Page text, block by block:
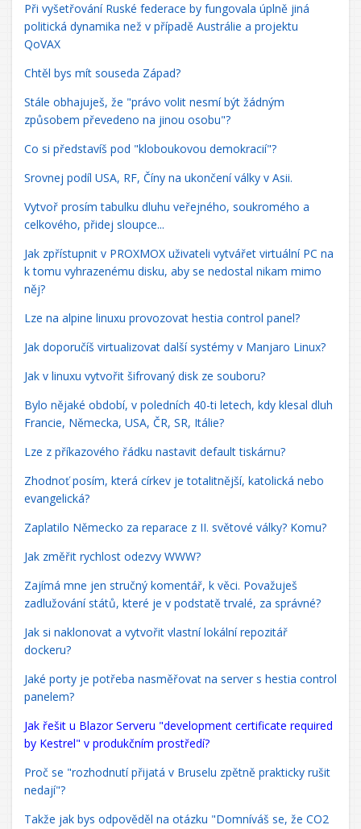
Při vyšetřování Ruské federace by fungovala úplně jiná
politická dynamika než v případě Austrálie a projektu
QoVAX
Chtěl bys mít souseda Západ?
Stále obhajuješ, že "právo volit nesmí být žádným
způsobem převedeno na jinou osobu"?
Co si představíš pod "kloboukovou demokracií"?
Srovnej podíl USA, RF, Číny na ukončení války v Asii.
Vytvoř prosím tabulku dluhu veřejného, soukromého a
celkového, přidej sloupce...
Jak zpřístupnit v PROXMOX uživateli vytvářet virtuální PC na
k tomu vyhrazenému disku, aby se nedostal nikam mimo
něj?
Lze na alpine linuxu provozovat hestia control panel?
Jak doporučíš virtualizovat další systémy v Manjaro Linux?
Jak v linuxu vytvořit šifrovaný disk ze souboru?
Bylo nějaké období, v poledních 40-ti letech, kdy klesal dluh
Francie, Německa, USA, ČR, SR, Itálie?
Lze z příkazového řádku nastavit default tiskárnu?
Zhodnoť posím, která církev je totalitnější, katolická nebo
evangelická?
Zaplatilo Německo za reparace z II. světové války? Komu?
Jak změřit rychlost odezvy WWW?
Zajímá mne jen stručný komentář, k věci. Považuješ
zadlužování států, které je v podstatě trvalé, za správné?
Jak si naklonovat a vytvořit vlastní lokální repozitář
dockeru?
Jaké porty je potřeba nasměřovat na server s hestia control
panelem?
Jak řešit u Blazor Serveru "development certificate required
by Kestrel" v produkčním prostředí?
Proč se "rozhodnutí přijatá v Bruselu zpětně prakticky rušit
nedají"?
Takže jak bys odpověděl na otázku "Domníváš se, že CO2